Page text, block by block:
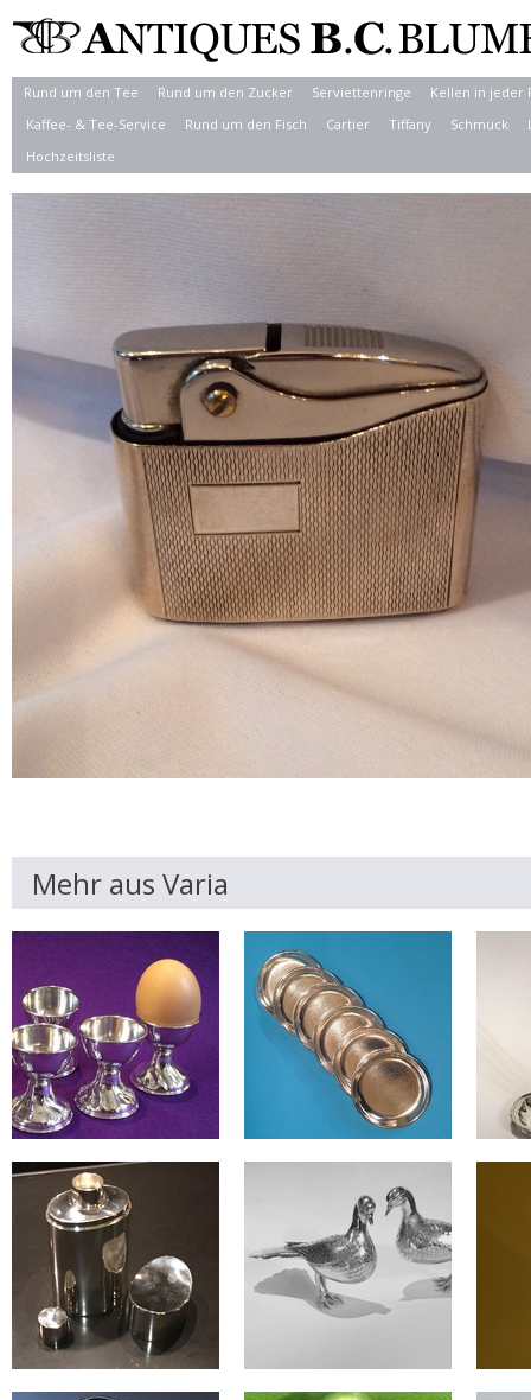
Rund um den Tee Rund um den Zucker Serviettenringe
Kellen in jeder
Kaffee- & Tee-Service
Rund um den Fisch Cartier Tiffany Schmuck
Hochzeitsliste
Mehr aus Varia